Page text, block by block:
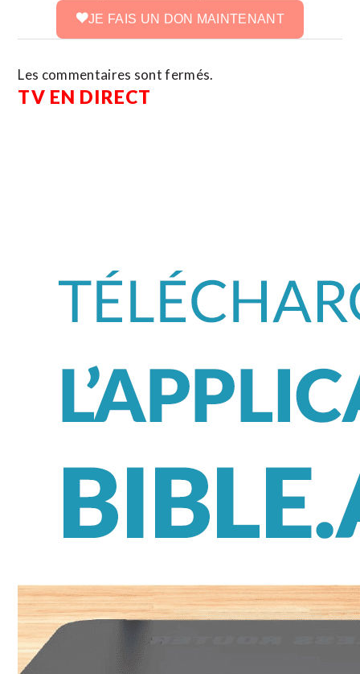
JE FAIS UN DON MAINTENANT
Les commentaires sont fermés.
TV EN DIRECT